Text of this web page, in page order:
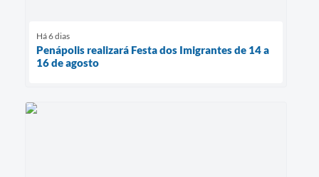
Há 6 dias
Penápolis realizará Festa dos Imigrantes de 14 a
16 de agosto